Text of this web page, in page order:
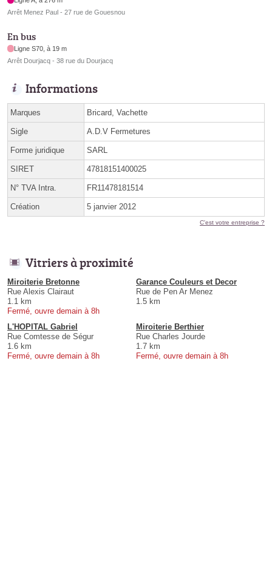
Arrêt Menez Paul - 27 rue de Gouesnou
En bus
Ligne S70, à 19 m
Arrêt Dourjacq - 38 rue du Dourjacq
Informations
Marques Bricard, Vachette
Sigle A.D.V Fermetures
Forme juridique SARL
SIRET 47818151400025
N° TVA Intra. FR11478181514
Création 5 janvier 2012
C'est votre entreprise ?
Vitriers à proximité
Miroiterie Bretonne
Rue Alexis Clairaut
1.1 km
Fermé, ouvre demain à 8h
Garance Couleurs et Decor
Rue de Pen Ar Menez
1.5 km
L'HOPITAL Gabriel
Rue Comtesse de Ségur
1.6 km
Fermé, ouvre demain à 8h
Miroiterie Berthier
Rue Charles Jourde
1.7 km
Fermé, ouvre demain à 8h